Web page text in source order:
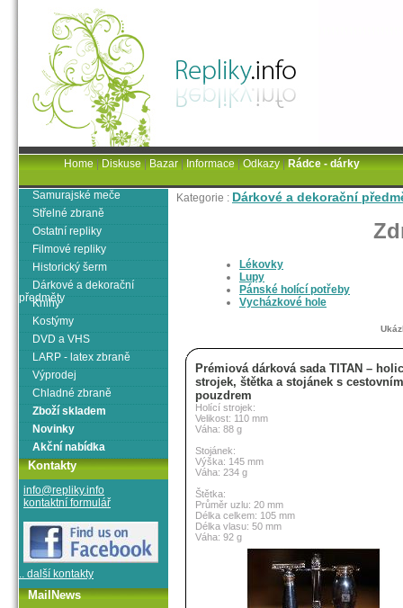
Kategorie : Dárkové a dekorační
Lékovky
Lupy
Pánské holící potřeby
Vycházkové hole
Prémiová dárková sada TITAN –
strojek, štětka a stojánek s cestovním
pouzdrem
Holící strojek:
Velikost: 110 mm
Váha: 88 g
Stojánek:
Výška: 145 mm
Váha: 234 g
Štětka:
Průměr uzlu: 20 mm
Délka celkem: 105 mm
Délka vlasu: 50 mm
Váha: 92 g
Samurajské meče
Střelné zbraně
Ostatní repliky
Filmové repliky
Historický šerm
Dárkové a dekorační
předměty
Knihy
Kostýmy
DVD a VHS
LARP - latex zbraně
Výprodej
Chladné zbraně
Zboží skladem
Novinky
Akční nabídka
Kontakty
info@repliky.info
kontaktní formulář
.. další kontakty
MailNews
Home|Diskuse|Bazar|Informace|Odkazy|Rádce - dárky